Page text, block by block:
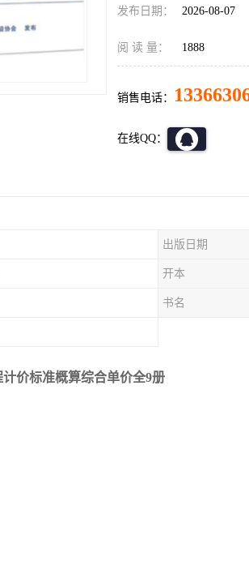
发布日期： 2026-08-07
阅 读 量： 1888
销售电话：
在线QQ：
出版日期
开本
书名
价标准概算综合单价全9册